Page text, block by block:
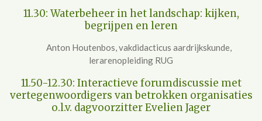
11.30: Waterbeheer in het landschap: kijken,
begrijpen en leren
Anton Houtenbos, vakdidacticus aardrijkskunde,
lerarenopleiding RUG
11.50-12.30: Interactieve forumdiscussie met
vertegenwoordigers van betrokken organisaties
o.l.v. dagvoorzitter Evelien Jager